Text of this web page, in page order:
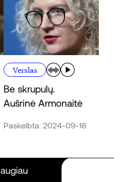
Verslas
Be skrupulų.
Aušrinė Armonaitė
Paskelbta: 2024-09-16